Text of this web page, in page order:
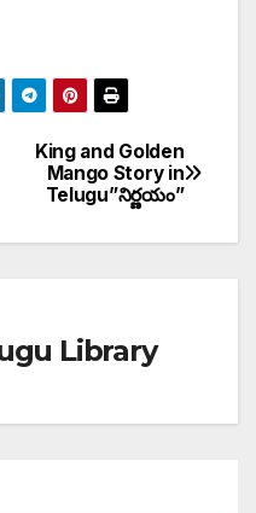
King and Golden
Mango Story in
Telugu”నిర్ణయం”
Library